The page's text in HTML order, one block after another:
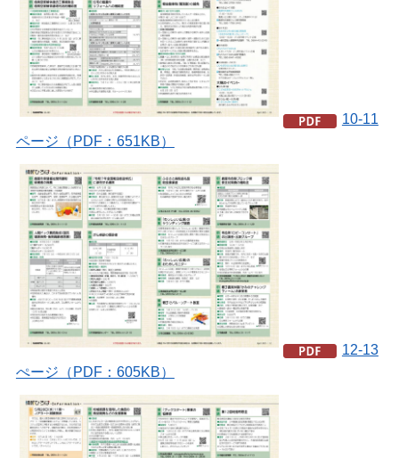
10-11
ページ（PDF：651KB）
12-13
ぺージ（PDF：605KB）